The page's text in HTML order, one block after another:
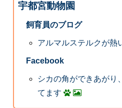
宇都宮動物園
飼育員のブログ
アルマルステルクが熱
Facebook
シカの角ができあがり
てます